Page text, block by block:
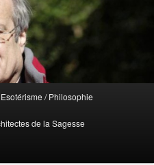
Esotérisme / Philosophie
de la Sagesse